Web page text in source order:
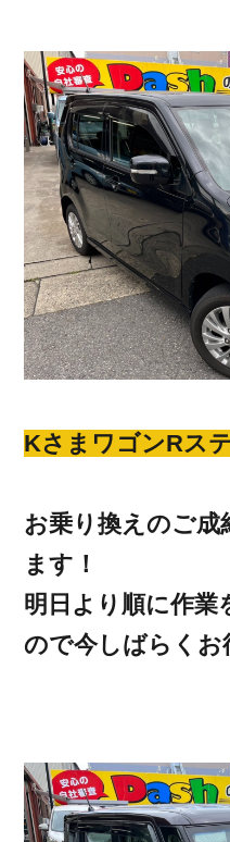
KさまワゴンRス
お乗り換えのご
ます！
明日より順に作業
ので今しばらくお